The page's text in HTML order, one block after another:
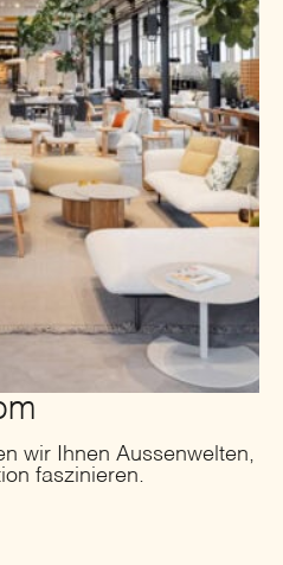
wir Ihnen Aussenwelten,
faszinieren.